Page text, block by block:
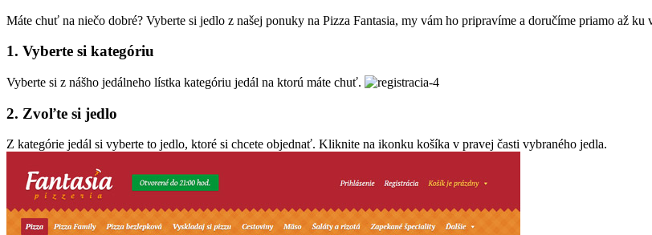
Máte chuť na niečo dobré? Vyberte si jedlo z našej ponuky na Pizza Fantasia, my vám ho pripravíme a doručíme priamo až ku
1. Vyberte si kategóriu
Vyberte si z nášho jedálneho lístka kategóriu jedál na ktorú máte chuť.
2. Zvoľte si jedlo
Z kategórie jedál si vyberte to jedlo, ktoré si chcete objednať. Kliknite na ikonku košíka v pravej časti vybraného jedla.